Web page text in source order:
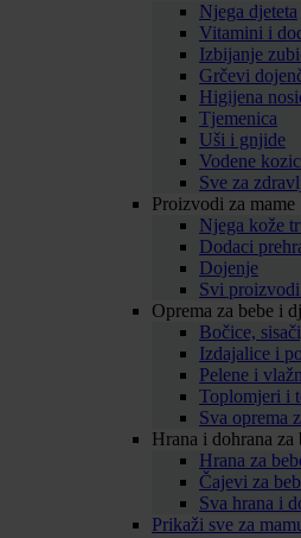
Njega djeteta
Vitamini i
Izbijanje
Grčevi
Higijena
Tjemenica
Uši i gnjide
Vodene
Sve za
Proizvodi za mame
Njega kože
Dodaci
Dojenje
Svi
Oprema za bebe i
Bočice,
Izdajalice i
Pelene i
Toplomjeri i
Sva oprema
Hrana i dohrana za
Hrana za
Čajevi za
Sva hrana i
Prikaži sve za